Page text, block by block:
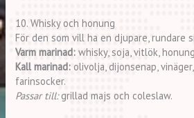
10. Whisky och honung
För den som vill ha en djupare, rundare
Varm marinad: whisky, soja, vitlök,
Kall marinad: olivolja, dijonsenap,
farinsocker.
Passar till:grillad majs och coleslaw.